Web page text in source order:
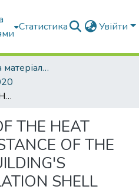
Статистика Увійти
Конференції та матеріали конференцій
CALCULATION OF THE HEAT TRANSFER RESISTANCE OF THE RESIDENTIAL BUILDING'S THERMAL INSULATION SHELL
THE HEAT
OF THE
SHELL